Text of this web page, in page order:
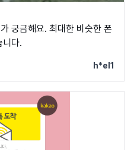
궁금해요. 최대한 비슷한 폰
니다.
h*el1